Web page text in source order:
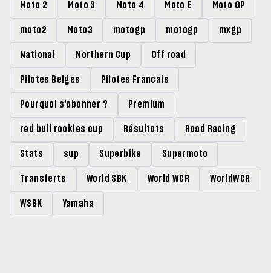
Moto 2 Moto 3 Moto 4 Moto E Moto GP
moto2 Moto3 motogp motogp mxgp
National Northern Cup Off road
Pilotes Belges Pilotes Francais
Pourquoi s'abonner ? Premium
red bull rookies cup Résultats Road Racing
Stats sup Superbike Supermoto
Transferts World SBK World WCR WorldWCR
WSBK Yamaha